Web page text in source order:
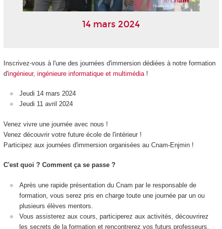
14 mars 2024
Inscrivez-vous à l'une des journées d'immersion dédiées à notre formation
d'ingénieur, ingénieure informatique et multimédia!
Jeudi 14 mars 2024
Jeudi 11 avril 2024
Venez vivre une journée avec nous !
Venez découvrir votre future école de l'intérieur !
Participez aux journées d'immersion organisées au Cnam-Enjmin !
C'est quoi ? Comment ça se passe ?
Après une rapide présentation du Cnam par le responsable de
formation, vous serez pris en charge toute une journée par un ou
plusieurs élèves mentors.
Vous assisterez aux cours, participerez aux activités, découvrirez
les secrets de la formation et rencontrerez vos futurs professeurs.